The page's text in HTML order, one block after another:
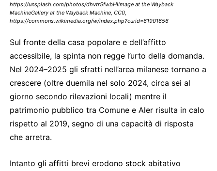
https://unsplash.com/photos/dhvtr5fwbHIImage at the Wayback
MachineGallery at the Wayback Machine, CC0,
https://commons.wikimedia.org/w/index.php?curid=61901656
Sul fronte della casa popolare e dell’affitto
accessibile, la spinta non regge l’urto della domanda.
Nel 2024–2025 gli sfratti nell’area milanese tornano a
crescere (oltre duemila nel solo 2024, circa sei al
giorno secondo rilevazioni locali) mentre il
patrimonio pubblico tra Comune e Aler risulta in calo
rispetto al 2019, segno di una capacità di risposta
che arretra.
Intanto gli affitti brevi erodono stock abitativo